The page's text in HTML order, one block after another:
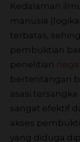
Kedalaman
manusia
terbatas,
pembuktian
penelitian
bertentangan
asasi
sangat efektif
akses
yang diduga